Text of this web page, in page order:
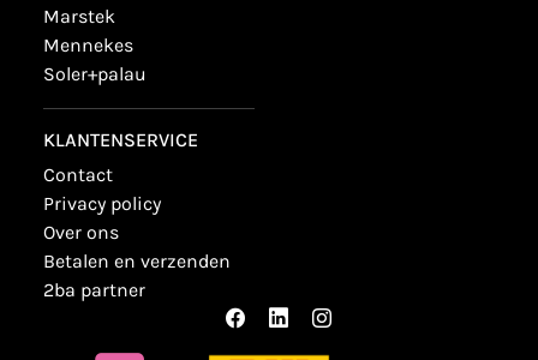
marstek
mennekes
soler+palau
KLANTENSERVICE
contact
privacy policy
over ons
betalen en verzenden
2ba partner